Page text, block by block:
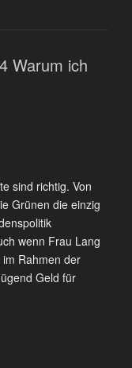
Warum ich
sind richtig. Von
Grünen die einzig
wenn Frau Lang
Rahmen der
Geld für